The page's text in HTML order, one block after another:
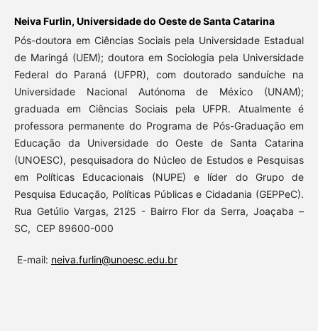
Neiva Furlin, Universidade do Oeste de Santa Catarina
Pós-doutora em Ciências Sociais pela Universidade Estadual
de Maringá (UEM); doutora em Sociologia pela Universidade
Federal do Paraná (UFPR), com doutorado sanduíche na
Universidade Nacional Autónoma de México (UNAM);
graduada em Ciências Sociais pela UFPR. Atualmente é
professora permanente do Programa de Pós-Graduação em
Educação da Universidade do Oeste de Santa Catarina
(UNOESC), pesquisadora do Núcleo de Estudos e Pesquisas
em Políticas Educacionais (NUPE) e líder do Grupo de
Pesquisa Educação, Políticas Públicas e Cidadania (GEPPeC).
Rua Getúlio Vargas, 2125 - Bairro Flor da Serra, Joaçaba –
SC, CEP 89600-000
E-mail: neiva.furlin@unoesc.edu.br